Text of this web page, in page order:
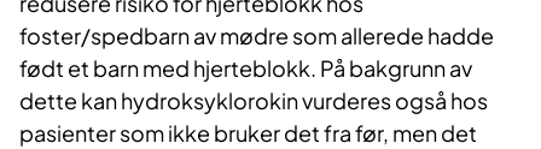
foster/spedbarn av mødre som allerede hadde
født et barn med hjerteblokk. På bakgrunn av
dette kan hydroksyklorokin vurderes også hos
pasienter som ikke bruker det fra før, men det